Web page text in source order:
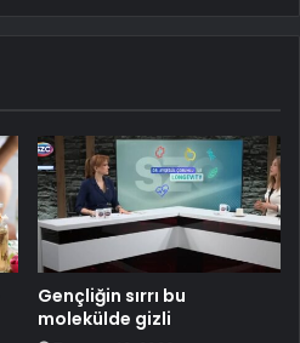
Gençliğin sırrı bu
molekülde gizli